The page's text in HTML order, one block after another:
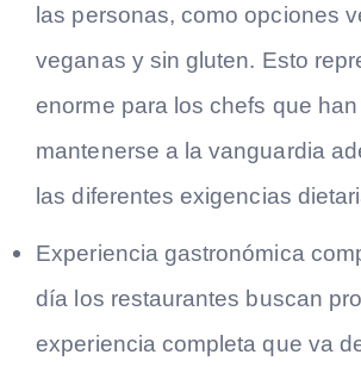
las personas, como opciones
veganas y sin gluten. Esto
enorme para los chefs que
mantenerse a la vanguardia
las diferentes exigencias
Experiencia gastronómica
día los restaurantes buscan
experiencia completa que va